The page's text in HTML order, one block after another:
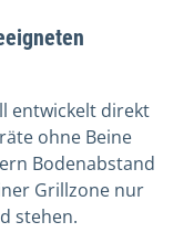
entwickelt direkt
ohne Beine
Bodenabstand
Grillzone nur
stehen.